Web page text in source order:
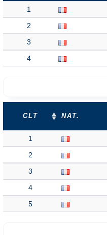
1
2
3
4
CLT NAT.
1
2
3
4
5